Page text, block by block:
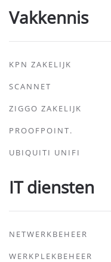
Vakkennis
KPN ZAKELIJK
SCANNET
ZIGGO ZAKELIJK
PROOFPOINT.
UBIQUITI UNIFI
IT diensten
NETWERKBEHEER
WERKPLEKBEHEER